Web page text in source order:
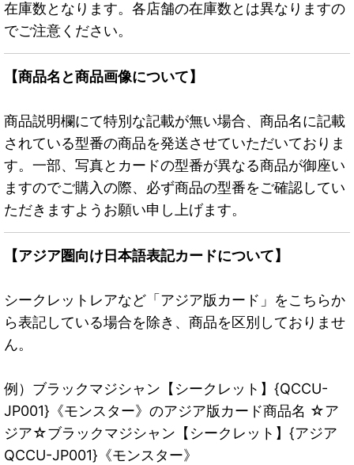
在庫数となります。各店舗の在庫数とは異なりますの
でご注意ください。
【商品名と商品画像について】
商品説明欄にて特別な記載が無い場合、商品名に記載
されている型番の商品を発送させていただいておりま
す。一部、写真とカードの型番が異なる商品が御座い
ますのでご購入の際、必ず商品の型番をご確認してい
ただきますようお願い申し上げます。
【アジア圏向け日本語表記カードについて】
シークレットレアなど「アジア版カード」をこちらか
ら表記している場合を除き、商品を区別しておりませ
ん。
例）ブラックマジシャン【シークレット】{QCCU-
JP001}《モンスター》のアジア版カード商品名 ☆ア
ジア☆ブラックマジシャン【シークレット】{アジア
QCCU-JP001}《モンスター》